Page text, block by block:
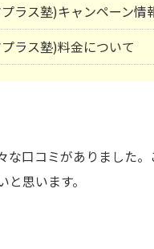
ラス塾)キャンペーン情
ラス塾)料金について
な口コミがありました
思います。